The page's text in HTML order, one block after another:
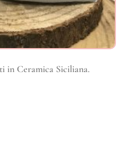
in Ceramica Siciliana.